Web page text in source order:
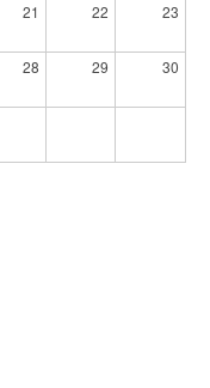
21 22 23
28 29 30